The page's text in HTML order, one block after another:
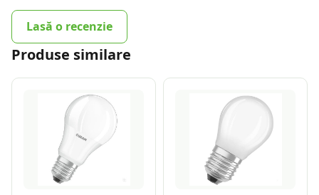
Lasă o recenzie
Produse similare